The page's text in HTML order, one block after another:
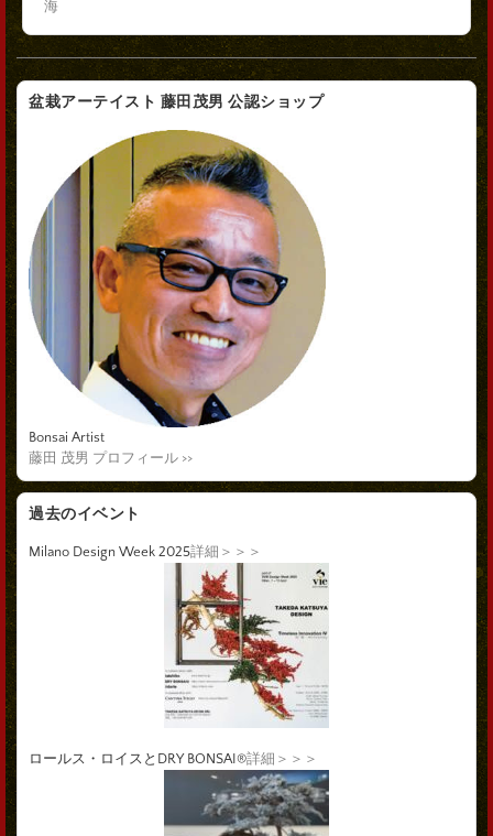
海
盆栽アーテイスト 藤田茂男 公認ショップ
Bonsai Artist
藤田 茂男 プロフィール >>
過去のイベント
Milano Design Week 2025詳細＞＞＞
ロールス・ロイスとDRY BONSAI®詳細＞＞＞